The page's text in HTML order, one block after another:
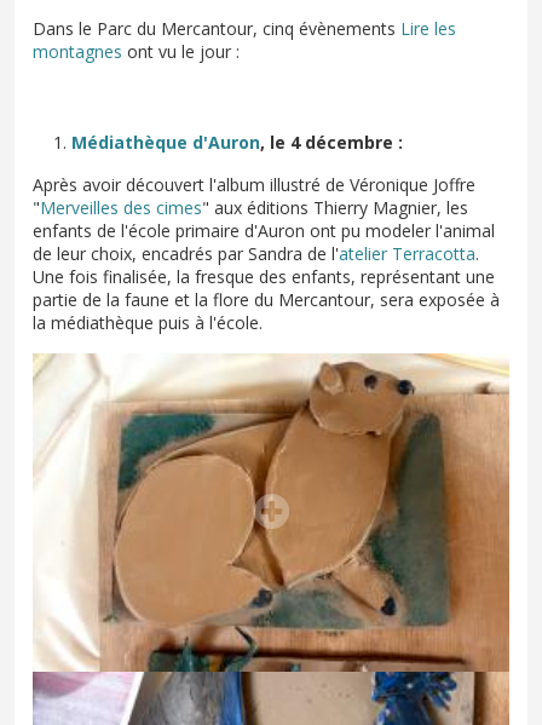
Dans le Parc du Mercantour, cinq évènements Lire les
montagnes ont vu le jour :
Médiathèque d'Auron, le 4 décembre :
Après avoir découvert l'album illustré de Véronique Joffre
"Merveilles des cimes" aux éditions Thierry Magnier, les
enfants de l'école primaire d'Auron ont pu modeler l'animal
de leur choix, encadrés par Sandra de l'atelier Terracotta.
Une fois finalisée, la fresque des enfants, représentant une
partie de la faune et la flore du Mercantour, sera exposée à
la médiathèque puis à l'école.